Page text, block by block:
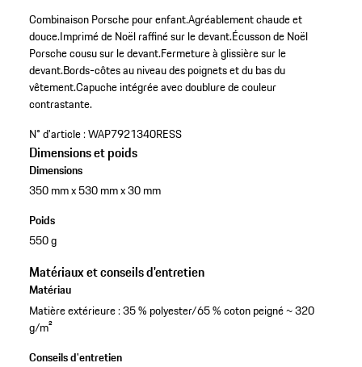
Combinaison Porsche pour enfant.Agréablement chaude et
douce.Imprimé de Noël raffiné sur le devant.Écusson de Noël
Porsche cousu sur le devant.Fermeture à glissière sur le
devant.Bords-côtes au niveau des poignets et du bas du
vêtement.Capuche intégrée avec doublure de couleur
contrastante.
N° d'article :WAP7921340RESS
Dimensions et poids
Dimensions
350 mm x 530 mm x 30 mm
Poids
550 g
Matériaux et conseils d'entretien
Matériau
Matière extérieure : 35 % polyester/65 % coton peigné ~ 320
g/m²
Conseils d'entretien